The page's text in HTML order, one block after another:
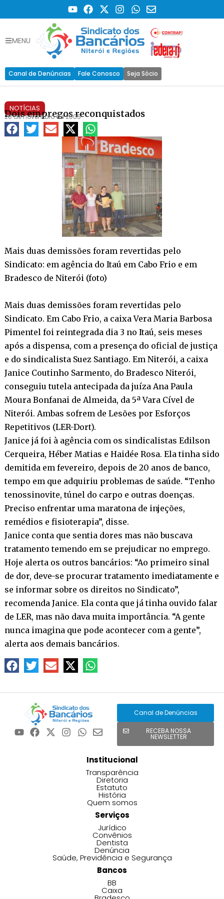
MENU
Canal de Denúncias Fale Conosco Seja Sócio
NOTÍCIAS
Dois empregos reconquistados
28 de novembro de 2005
Mais duas demissões foram revertidas pelo
Sindicato: em agência do Itaú em Cabo Frio e em
Bradesco de Niterói (foto)
Mais duas demissões foram revertidas pelo
Sindicato. Em Cabo Frio, a caixa Vera Maria Barbosa
Pimentel foi reintegrada dia 3 no Itaú, seis meses
após a dispensa, com a presença do oficial de justiça
e do sindicalista Suez Santiago. Em Niterói, a caixa
Janice Coutinho Sarmento, do Bradesco Niterói,
conseguiu tutela antecipada da juíza Ana Paula
Moura Bonfanai de Almeida, da 5ª Vara Cível de
Niterói. Ambas sofrem de Lesões por Esforços
Repetitivos (LER-Dort).
Janice já foi à agência com os sindicalistas Edilson
Cerqueira, Héber Matias e Haidée Rosa. Ela tinha sido
demitida em fevereiro, depois de 20 anos de banco,
tempo em que adquiriu problemas de saúde. “Tenho
tenossinovite, túnel do carpo e outras doenças.
Preciso enfrentar uma maratona de injeções,
remédios e fisioterapia”, disse.
Janice conta que sentia dores mas não buscava
tratamento temendo em se prejudicar no emprego.
Hoje alerta os outros bancários: “Ao primeiro sinal
de dor, deve-se procurar tratamento imediatamente e
se informar sobre os direitos no Sindicato”,
recomenda Janice. Ela conta que já tinha ouvido falar
de LER, mas não dava muita importância. “A gente
nunca imagina que pode acontecer com a gente”,
alerta aos demais bancários.
Canal de Denúncias
RECEBA NOSSA
NEWSLETTER
Institucional
Transparência
Diretoria
Estatuto
História
Quem somos
Serviços
Jurídico
Convênios
Dentista
Denúncia
Saúde, Previdência e Segurança
Bancos
BB
Caixa